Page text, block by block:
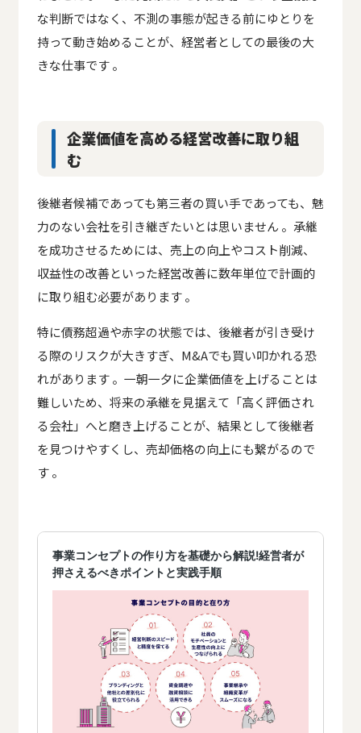
な判断ではなく、不測の事態が起きる前にゆとりを
持って動き始めることが、経営者としての最後の大
きな仕事です 。
企業価値を高める経営改善に取り組
む
後継者候補であっても第三者の買い手であっても、魅
力のない会社を引き継ぎたいとは思いません 。承継
を成功させるためには、売上の向上やコスト削減、
収益性の改善といった経営改善に数年単位で計画的
に取り組む必要があります 。
特に債務超過や赤字の状態では、後継者が引き受け
る際のリスクが大きすぎ、M&Aでも買い叩かれる恐
れがあります 。一朝一夕に企業価値を上げることは
難しいため、将来の承継を見据えて「高く評価され
る会社」へと磨き上げることが、結果として後継者
を見つけやすくし、売却価格の向上にも繋がるので
す 。